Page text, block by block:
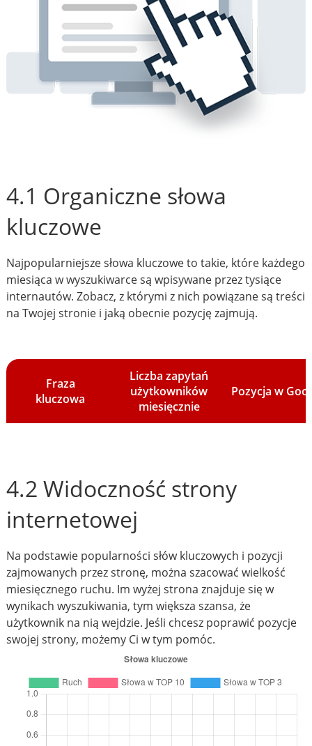
4.1 Organiczne słowa
kluczowe
Najpopularniejsze słowa kluczowe to takie, które każdego
miesiąca w wyszukiwarce są wpisywane przez tysiące
internautów. Zobacz, z którymi z nich powiązane są treści
na Twojej stronie i jaką obecnie pozycję zajmują.
Fraza
kluczowa
Liczba zapytań
użytkowników
miesięcznie
Pozycja w
4.2 Widoczność strony
internetowej
Na podstawie popularności słów kluczowych i pozycji
zajmowanych przez stronę, można szacować wielkość
miesięcznego ruchu. Im wyżej strona znajduje się w
wynikach wyszukiwania, tym większa szansa, że
użytkownik na nią wejdzie. Jeśli chcesz poprawić pozycje
swojej strony, możemy Ci w tym pomóc.